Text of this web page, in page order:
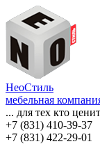
НеоСтиль
мебельная
... для тех кто
+7 (831) 410-39-37
+7 (831) 422-29-01